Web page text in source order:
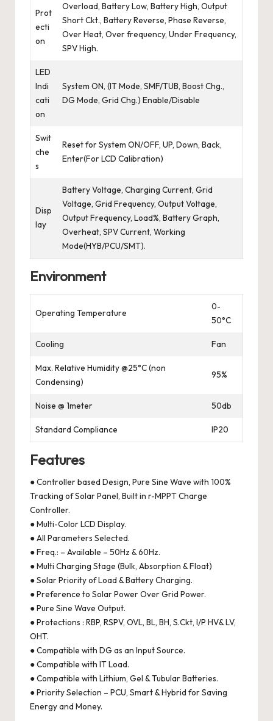
Prot
ecti
on
Overload, Battery Low, Battery High, Output
Short Ckt., Battery Reverse, Phase Reverse,
Over Heat, Over frequency, Under Frequency,
SPV High.
LED
Indi
cati
on
System ON, (IT Mode, SMF/TUB, Boost Chg.,
DG Mode, Grid Chg.) Enable/Disable
Swit
che
s
Reset for System ON/OFF, UP, Down, Back,
Enter(For LCD Calibration)
Disp
lay
Battery Voltage, Charging Current, Grid
Voltage, Grid Frequency, Output Voltage,
Output Frequency, Load%, Battery Graph,
Overheat, SPV Current, Working
Mode(HYB/PCU/SMT).
Environment
Operating Temperature
0-
50°C
Cooling Fan
Max. Relative Humidity @25°C (non
Condensing)
95%
Noise @ 1meter 50db
Standard Compliance IP20
Features
● Controller based Design, Pure Sine Wave with 100%
Tracking of Solar Panel, Built in r-MPPT Charge
Controller.
● Multi-Color LCD Display.
● All Parameters Selected.
● Freq.: – Available – 50Hz & 60Hz.
● Multi Charging Stage (Bulk, Absorption & Float)
● Solar Priority of Load & Battery Charging.
● Preference to Solar Power Over Grid Power.
● Pure Sine Wave Output.
● Protections : RBP, RSPV, OVL, BL, BH, S.Ckt, I/P HV& LV,
OHT.
● Compatible with DG as an Input Source.
● Compatible with IT Load.
● Compatible with Lithium, Gel & Tubular Batteries.
● Priority Selection – PCU, Smart & Hybrid for Saving
Energy and Money.